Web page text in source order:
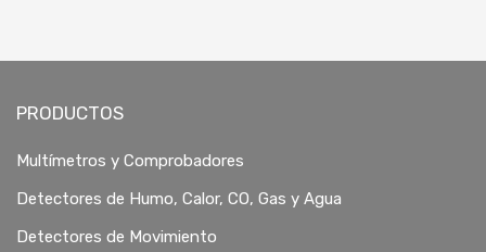
PRODUCTOS
Multímetros y Comprobadores
Detectores de Humo, Calor, CO, Gas y Agua
Detectores de Movimiento